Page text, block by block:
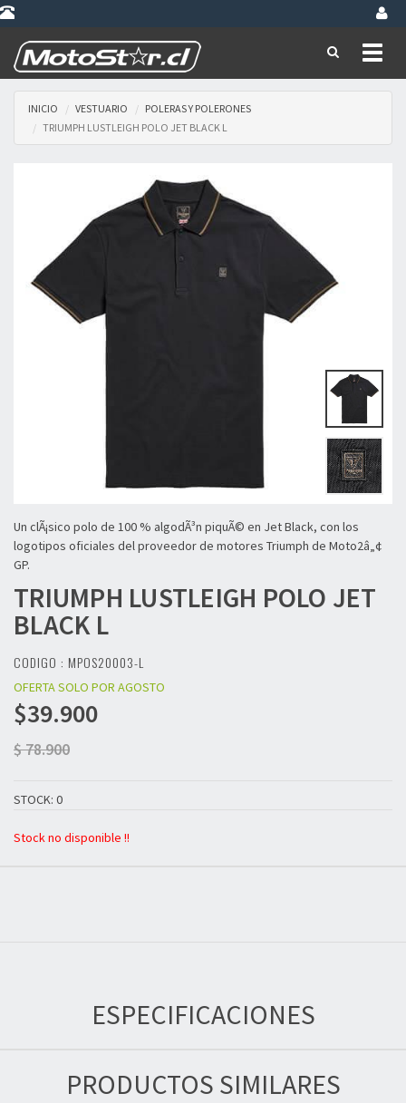
INICIO VESTUARIO
POLERAS Y POLERONES
TRIUMPH LUSTLEIGH POLO JET BLACK L
Un clÃ¡sico polo de 100 % algodÃ³n piquÃ© en Jet Black, con los
logotipos oficiales del proveedor de motores Triumph de Moto2â„¢
GP.
TRIUMPH LUSTLEIGH POLO JET
BLACK L
CODIGO : MPOS20003-L
OFERTA SOLO POR AGOSTO
$39.900
$ 78.900
STOCK: 0
Stock no disponible !!
ESPECIFICACIONES
PRODUCTOS SIMILARES